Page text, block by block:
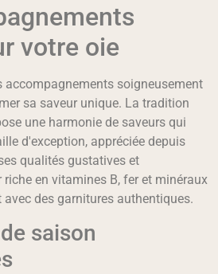
votre oie
accompagnements soigneusement
sa saveur unique. La tradition
une harmonie de saveurs qui
d'exception, appréciée depuis
qualités gustatives et
en vitamines B, fer et minéraux
des garnitures authentiques.
saison